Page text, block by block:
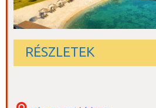
RÉSZLETEK